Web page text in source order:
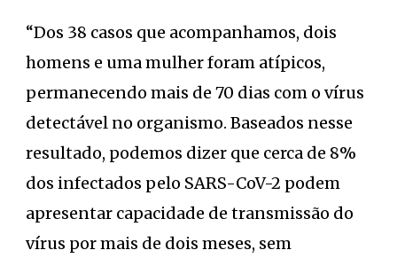
“Dos 38 casos que acompanhamos, dois
homens e uma mulher foram atípicos,
permanecendo mais de 70 dias com o vírus
detectável no organismo. Baseados nesse
resultado, podemos dizer que cerca de 8%
dos infectados pelo SARS-CoV-2 podem
apresentar capacidade de transmissão do
vírus por mais de dois meses, sem